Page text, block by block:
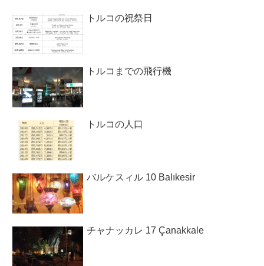
トルコの祝祭日
トルコまでの飛行機
トルコの人口
バルケスィル 10 Balıkesir
チャナッカレ 17 Çanakkale